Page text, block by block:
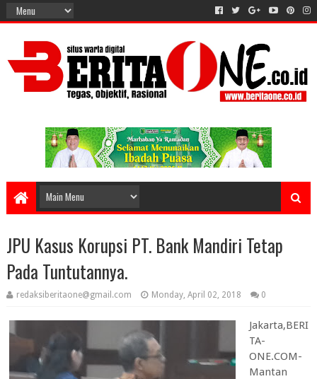
JPU Kasus Korupsi PT. Bank Mandiri Tetap
Pada Tuntutannya.
redaksiberitaone@gmail.com Monday, April 02, 2018 0
Jakarta,BERI
TA-
ONE.COM-
Mantan